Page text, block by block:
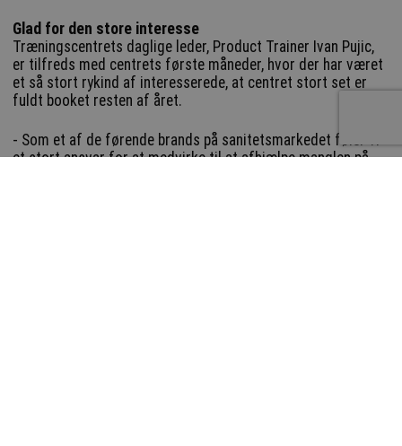
Glad for den store interesse
Træningscentrets daglige leder, Product Trainer Ivan Pujic,
er tilfreds med centrets første måneder, hvor der har været
et så stort rykind af interesserede, at centret stort set er
fuldt booket resten af året.
- Som et af de førende brands på sanitetsmarkedet føler vi
et stort ansvar for at medvirke til at afhjælpe manglen på